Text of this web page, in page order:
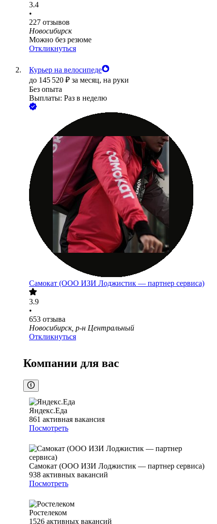
3.4
•
227 отзывов
Новосибирск
Можно без резюме
Откликнуться
Курьер на велосипеде
до 145 520 ₽ за месяц, на руки
Без опыта
Выплаты: Раз в неделю
Самокат (ООО ИЗИ Лоджистик — партнер сервиса)
3.9
•
653 отзыва
Новосибирск, р-н Центральный
Откликнуться
Компании для вас
Яндекс.Еда
861 активная вакансия
Посмотреть
Самокат (ООО ИЗИ Лоджистик — партнер сервиса)
938 активных вакансий
Посмотреть
Ростелеком
1526 активных вакансий